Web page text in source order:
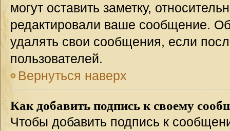
могут оставить заметку,
редактировали ваше сообщение.
удалять свои сообщения, если
пользователей.
Вернуться наверх
Как добавить подпись к своему
Чтобы добавить подпись к